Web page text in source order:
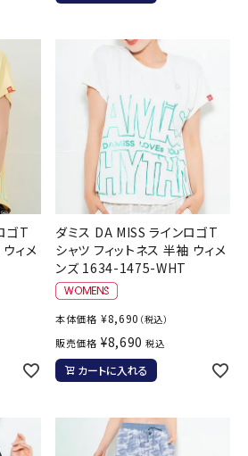
ゴT
ィメ
ダミス DA MISS ラインロゴT
シャツ フィットネス 半袖 ウィメ
ンズ 1634-1475-WHT
本体価格 ¥8,690 （税込）
販売価格 ¥8,690 税込
カートに入れる